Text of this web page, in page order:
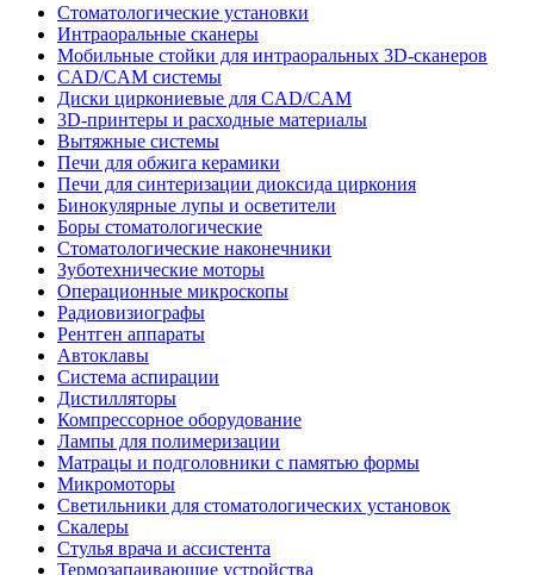
Стоматологические установки
Интраоральные сканеры
Мобильные стойки для интраоральных 3D-сканеров
CAD/CAM системы
Диски циркониевые для CAD/CAM
3D-принтеры и расходные материалы
Вытяжные системы
Печи для обжига керамики
Печи для синтеризации диоксида циркония
Бинокулярные лупы и осветители
Боры стоматологические
Стоматологические наконечники
Зуботехнические моторы
Операционные микроскопы
Радиовизиографы
Рентген аппараты
Автоклавы
Система аспирации
Дистилляторы
Компрессорное оборудование
Лампы для полимеризации
Матрацы и подголовники с памятью формы
Микромоторы
Светильники для стоматологических установок
Скалеры
Стулья врача и ассистента
Термозапаивающие устройства